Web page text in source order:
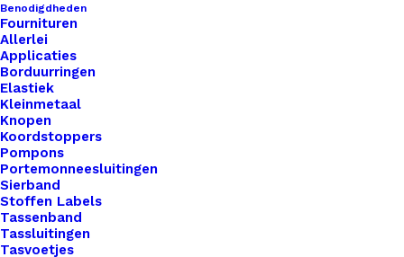
Benodigdheden
Fournituren
Allerlei
Applicaties
Borduurringen
Elastiek
Kleinmetaal
Knopen
Koordstoppers
Pompons
Portemonneesluitingen
Sierband
Stoffen Labels
Tassenband
Tassluitingen
Tasvoetjes